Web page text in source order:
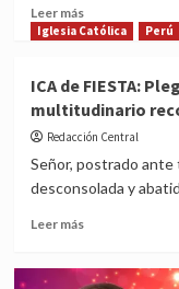
Leer másRead
more
¡Señor
de
Luren
recorre
calles
años!
Iglesia Católica Perú
ICA de FIESTA:
multitudinario
Redacción Central
Señor, postrado ante
desconsolada y
Leer másRead
ICA